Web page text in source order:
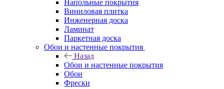
Напольные покрытия
Виниловая плитка
Инженерная доска
Ламинат
Паркетная доска
Обои и настенные покрытия
Назад
Обои и настенные покрытия
Обои
Фрески